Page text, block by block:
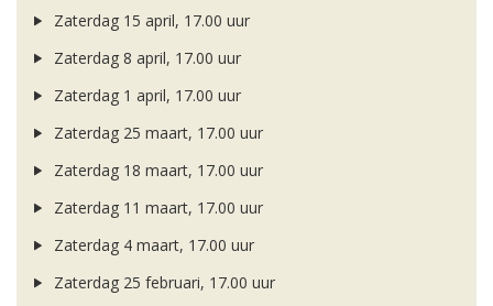
Zaterdag 15 april, 17.00 uur
Zaterdag 8 april, 17.00 uur
Zaterdag 1 april, 17.00 uur
Zaterdag 25 maart, 17.00 uur
Zaterdag 18 maart, 17.00 uur
Zaterdag 11 maart, 17.00 uur
Zaterdag 4 maart, 17.00 uur
Zaterdag 25 februari, 17.00 uur